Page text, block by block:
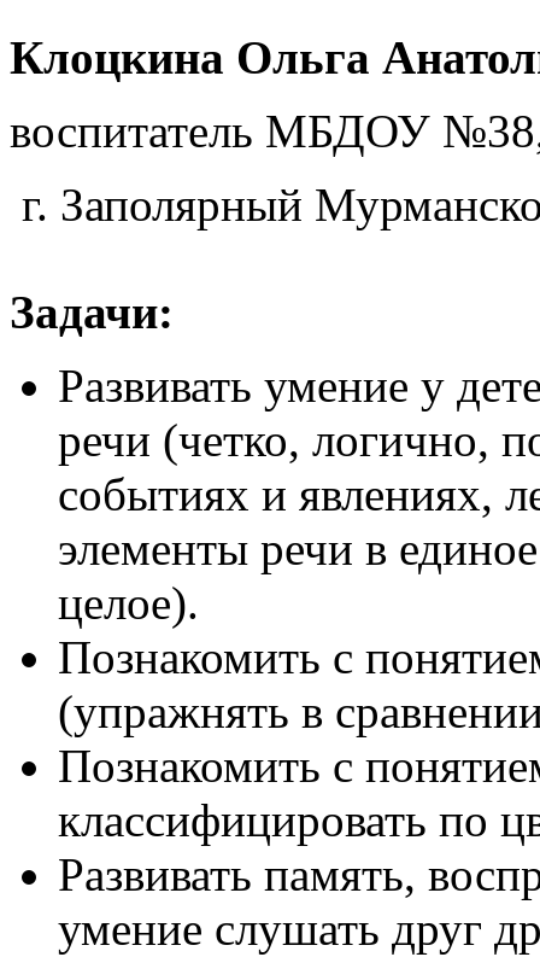
Клоцкина Ольга
воспитатель МБДОУ
г. Заполярный
Задачи:
Развивать умение у
речи (четко, логично,
событиях и явлениях,
элементы речи в
целое).
Познакомить с
(упражнять в
Познакомить с
классифицировать по
Развивать память,
умение слушать друг